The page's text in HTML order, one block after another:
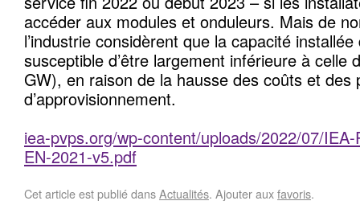
accéder aux modules et onduleurs. Mais de
l’industrie considèrent que la capacité
susceptible d’être largement inférieure à celle
GW), en raison de la hausse des coûts et des
d’approvisionnement.
iea-pvps.org/wp-content/uploads/2022/07/
EN-2021-v5.pdf
Cet article est publié dansActualités. Ajouter auxfavoris.